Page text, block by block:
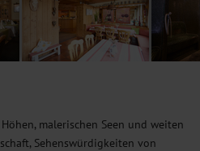
malerischen Seen und weiten
Sehenswürdigkeiten von